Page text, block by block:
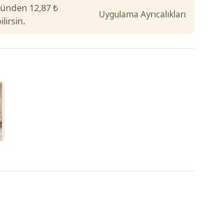
12,87 ₺
Uygulama Ayrıcalıkları